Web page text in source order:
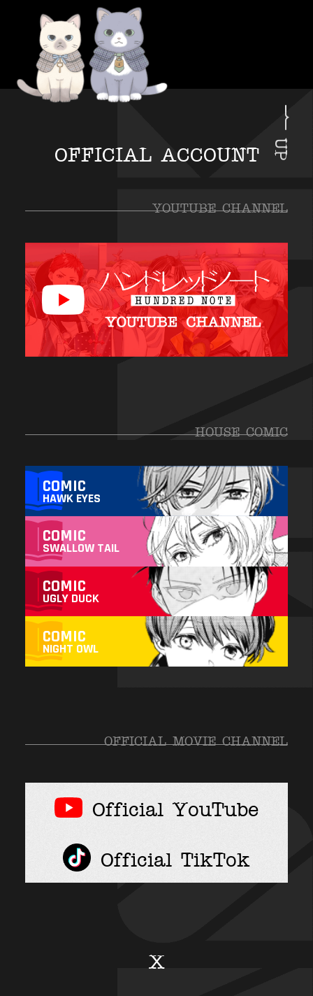
UP
OFFICIAL ACCOUNT
YOUTUBE CHANNEL
HOUSE COMIC
COMIC
HAWK EYES
COMIC
SWALLOW TAIL
COMIC
UGLY DUCK
COMIC
NIGHT OWL
OFFICIAL MOVIE CHANNEL
Official YouTube
Official TikTok
X